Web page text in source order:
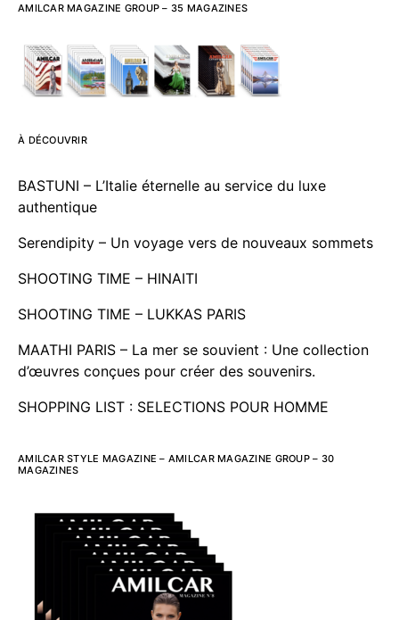
AMILCAR MAGAZINE GROUP – 35 MAGAZINES
À DÉCOUVRIR
BASTUNI – L’Italie éternelle au service du luxe
authentique
Serendipity – Un voyage vers de nouveaux sommets
SHOOTING TIME – HINAITI
SHOOTING TIME – LUKKAS PARIS
MAATHI PARIS – La mer se souvient : Une collection
d’œuvres conçues pour créer des souvenirs.
SHOPPING LIST : SELECTIONS POUR HOMME
AMILCAR STYLE MAGAZINE – AMILCAR MAGAZINE GROUP – 30
MAGAZINES